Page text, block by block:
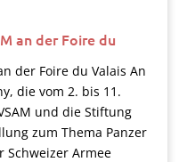
an der Foire du
der Foire du Valais An
die vom 2. bis 11.
und die Stiftung
zum Thema Panzer
Schweizer Armee